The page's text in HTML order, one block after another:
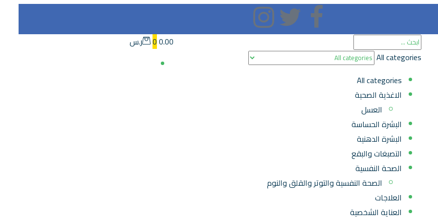
All categories
All categories
الاغذية الصحية
العسل
البشرة الحساسة
البشرة الدهنية
التصبغات والبقع
الصحة النفسية
الصحة النفسية والتوتر والقلق والنوم
العلاجات
العناية الشخصية
00.00ر.س